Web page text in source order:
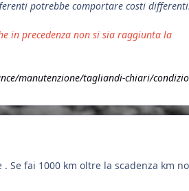
potrebbe comportare costi
in precedenza non si sia raggiunta la
manutenzione/tagliandi-chiari/
Se fai 1000 km oltre la scadenza km